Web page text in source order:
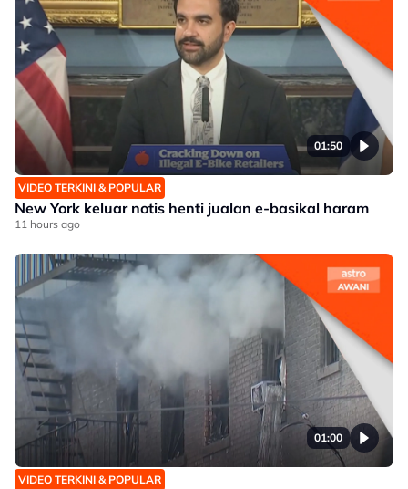
01:50
VIDEO TERKINI & POPULAR
New York keluar notis henti jualan e-basikal haram
11 hours ago
01:00
VIDEO TERKINI & POPULAR